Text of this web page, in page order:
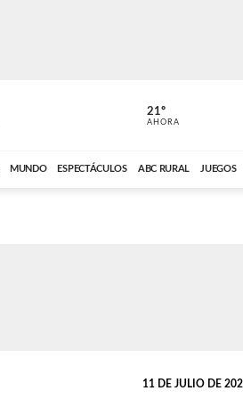
ABC CARDINAL
21º
AHORA
MUNDO ESPECTÁCULOS ABC RURAL JUEGOS
11 DE JULIO DE